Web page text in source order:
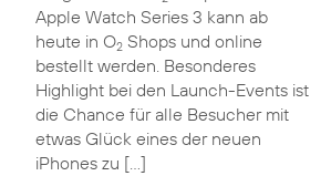
Apple Watch Series 3 kann ab
heute in O2Shops und online
bestellt werden. Besonderes
Highlight bei den Launch-Events ist
die Chance für alle Besucher mit
etwas Glück eines der neuen
iPhones zu […]